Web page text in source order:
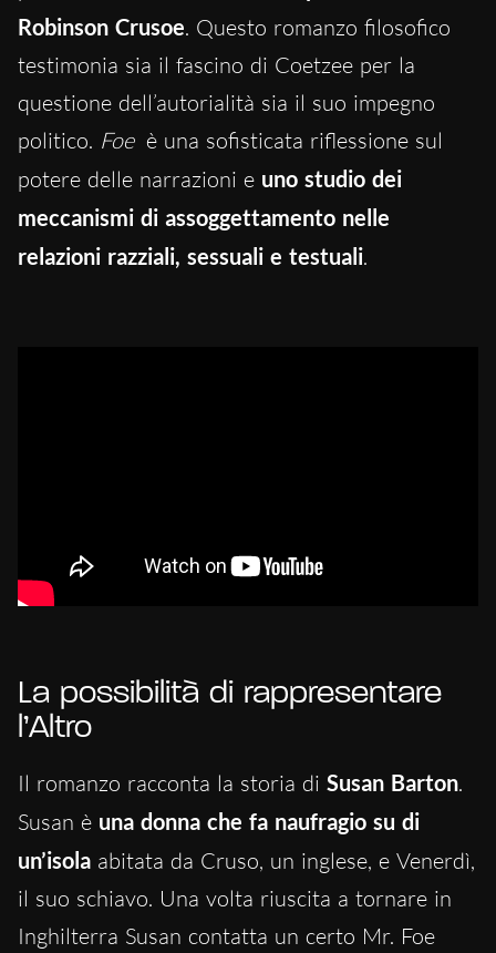
Robinson Crusoe. Questo romanzo filosofico
testimonia sia il fascino di Coetzee per la
questione dell’autorialità sia il suo impegno
politico. Foe è una sofisticata riflessione sul
potere delle narrazioni e uno studio dei
meccanismi di assoggettamento nelle
relazioni razziali, sessuali e testuali.
La possibilità di rappresentare
l’Altro
Il romanzo racconta la storia di Susan Barton.
Susan è una donna che fa naufragio su di
un’isola abitata da Cruso, un inglese, e Venerdì,
il suo schiavo. Una volta riuscita a tornare in
Inghilterra Susan contatta un certo Mr. Foe